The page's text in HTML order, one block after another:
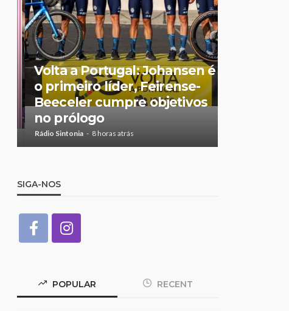
Volta a Portugal: Johansen é
o primeiro líder, Feirense-
Beeceler cumpre objetivos
no prólogo
Rádio Sintonia 8 horas atrás
SIGA-NOS
POPULAR RECENT